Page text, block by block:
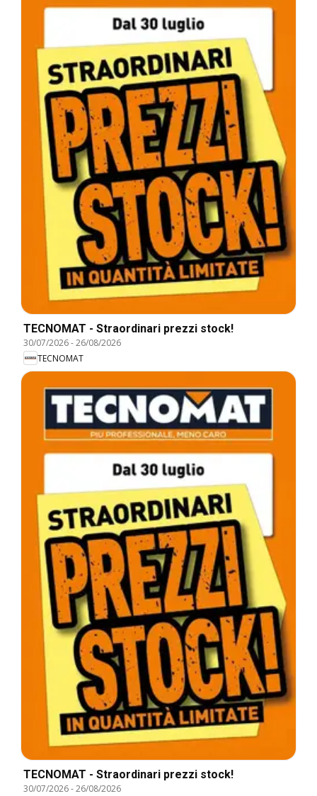
TECNOMAT - Straordinari prezzi stock!
30/07/2026-26/08/2026
TECNOMAT
TECNOMAT - Straordinari prezzi stock!
30/07/2026-26/08/2026